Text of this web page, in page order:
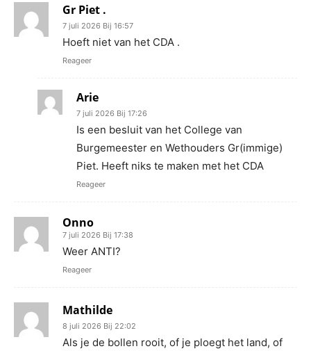
Gr Piet .
7 juli 2026 Bij 16:57
Hoeft niet van het CDA .
Reageer
Arie
7 juli 2026 Bij 17:26
Is een besluit van het College van
Burgemeester en Wethouders Gr(immige)
Piet. Heeft niks te maken met het CDA
Reageer
Onno
7 juli 2026 Bij 17:38
Weer ANTI?
Reageer
Mathilde
8 juli 2026 Bij 22:02
Als je de bollen rooit, of je ploegt het land, of